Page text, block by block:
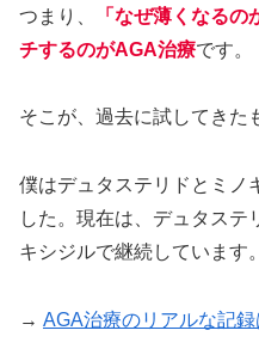
つまり、
「なぜ薄くなる
チするのがAGA治療です。
そこが、過去に試してきた
僕はデュタステリドとミノ
した。現在は、デュタステ
キシジルで継続しています。
→ AGA治療のリアルな記録